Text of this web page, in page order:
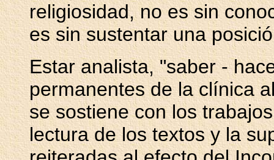
religiosidad, no es sin
es sin sustentar una
Estar analista, "saber -
permanentes de la clínica
se sostiene con los
lectura de los textos y la